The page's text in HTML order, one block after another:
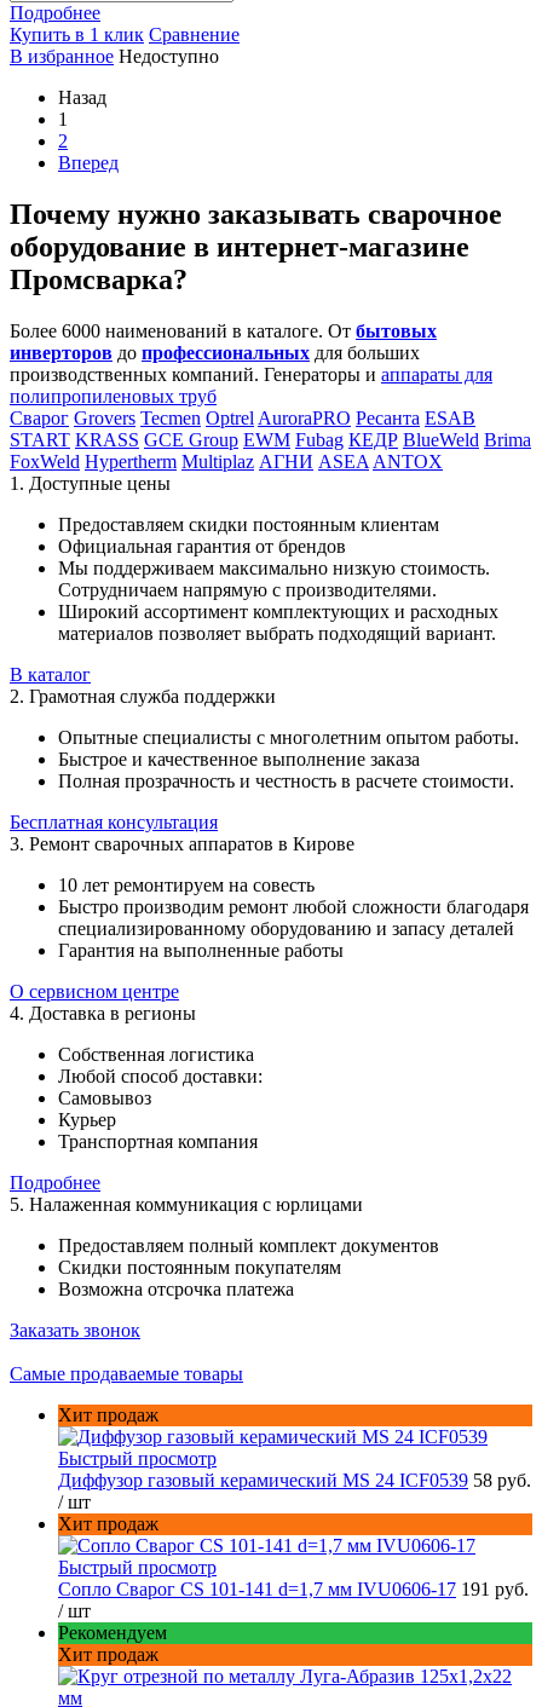
Подробнее
Купить в 1 клик Сравнение
В избранное Недоступно
Назад
1
2
Вперед
Почему нужно заказывать сварочное
оборудование в интернет-магазине
Промсварка?
Более 6000 наименований в каталоге. От бытовых
инверторов до профессиональных для больших
производственных компаний. Генераторы и аппараты для
полипропиленовых труб
Сварог Grovers Tecmen Optrel AuroraPRO Ресанта ESAB
START KRASS GCE Group EWM Fubag КЕДР BlueWeld Brima
FoxWeld Hypertherm Multiplaz АГНИ ASEA ANTOX
1. Доступные цены
Предоставляем скидки постоянным клиентам
Официальная гарантия от брендов
Мы поддерживаем максимально низкую стоимость.
Сотрудничаем напрямую с производителями.
Широкий ассортимент комплектующих и расходных
материалов позволяет выбрать подходящий вариант.
В каталог
2. Грамотная служба поддержки
Опытные специалисты с многолетним опытом работы.
Быстрое и качественное выполнение заказа
Полная прозрачность и честность в расчете стоимости.
Бесплатная консультация
3. Ремонт сварочных аппаратов в Кирове
10 лет ремонтируем на совесть
Быстро производим ремонт любой сложности благодаря
специализированному оборудованию и запасу деталей
Гарантия на выполненные работы
О сервисном центре
4. Доставка в регионы
Собственная логистика
Любой способ доставки:
Самовывоз
Курьер
Транспортная компания
Подробнее
5. Налаженная коммуникация с юрлицами
Предоставляем полный комплект документов
Скидки постоянным покупателям
Возможна отсрочка платежа
Заказать звонок
Самые продаваемые товары
Хит продаж
Быстрый просмотр
Диффузор газовый керамический MS 24 ICF0539 58 руб.
/ шт
Хит продаж
Быстрый просмотр
Сопло Сварог CS 101-141 d=1,7 мм IVU0606-17 191 руб.
/ шт
Рекомендуем
Хит продаж